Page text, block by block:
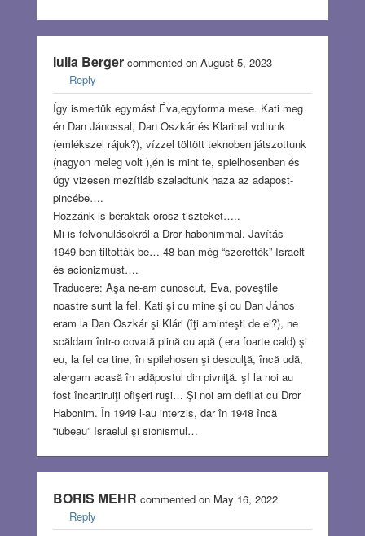
Iulia Bergercommented on August 5, 2023
Reply
Így ismertük egymást Éva,egyforma mese. Kati meg
én Dan Jánossal, Dan Oszkár és Klarinal voltunk
(emlékszel rájuk?), vízzel töltött teknoben játszottunk
(nagyon meleg volt ),én is mint te, spielhosenben és
úgy vizesen mezítláb szaladtunk haza az adapost-
pincébe….
Hozzánk is beraktak orosz tiszteket…..
Mi is felvonulásokról a Dror habonimmal. Javítás
1949-ben tiltották be… 48-ban még “szerették” Israelt
és acionizmust….
Traducere: Aşa ne-am cunoscut, Eva, poveştile
noastre sunt la fel. Kati şi cu mine şi cu Dan János
eram la Dan Oszkár şi Klári (îţi aminteşti de ei?), ne
scăldam într-o covată plină cu apă ( era foarte cald) şi
eu, la fel ca tine, în spilehosen şi desculţă, încă udă,
alergam acasă în adăpostul din pivniţă. şI la noi au
fost încartiruiţi ofişeri ruşi… Şi noi am defilat cu Dror
Habonim. În 1949 l-au interzis, dar în 1948 încă
“iubeau” Israelul şi sionismul…
BORIS MEHR commented on May 16, 2022
Reply